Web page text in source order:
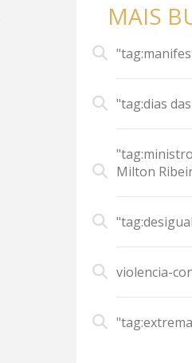
MAIS
"tag:dias
Milton
violencia-